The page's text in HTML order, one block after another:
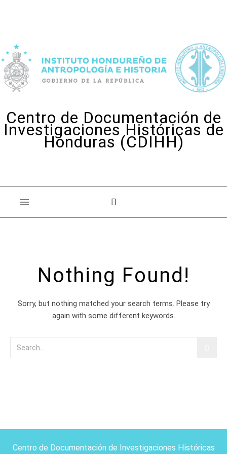
Centro de Documentación de
Investigaciones Históricas de
Honduras (CDIHH)
Nothing Found!
Sorry, but nothing matched your search terms. Please try
again with some different keywords.
Centro de Documentación de Investigaciones Históricas